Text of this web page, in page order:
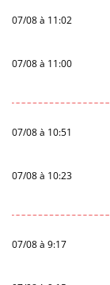
07/08 à 11:02
07/08 à 11:00
07/08 à 10:51
07/08 à 10:23
07/08 à 9:17